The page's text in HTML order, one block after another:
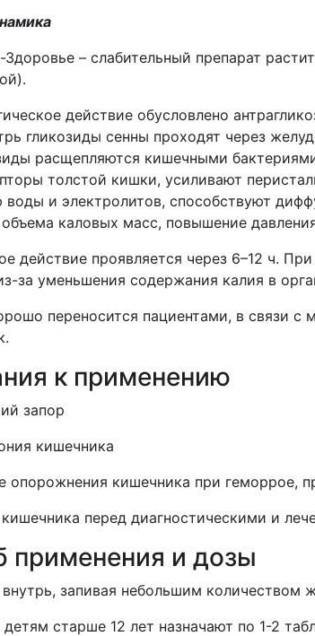
Здоровье – слабительный препарат
действие обусловлено
гликозиды сенны проходят через
расщепляются кишечными
толстой кишки, усиливают
воды и электролитов, способствуют
каловых масс, повышение
действие проявляется через 6–12 ч.
за уменьшения содержания калия в
переносится пациентами, в связи
к применению
запор
кишечника
опорожнения кишечника при геморрое,
перед диагностическими и
применения и дозы
внутрь, запивая небольшим
старше 12 лет назначают по 1-2